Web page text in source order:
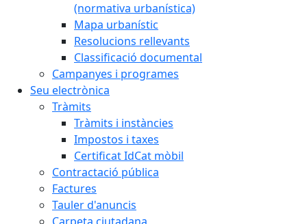
(normativa urbanística)
Mapa urbanístic
Resolucions rellevants
Classificació documental
Campanyes i programes
Seu electrònica
Tràmits
Tràmits i instàncies
Impostos i taxes
Certificat IdCat mòbil
Contractació pública
Factures
Tauler d'anuncis